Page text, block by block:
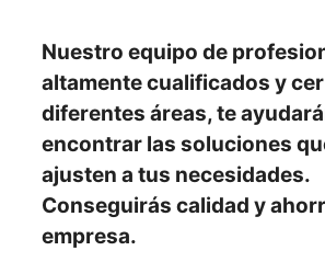
Nuestro equipo de
altamente cualificados y
diferentes áreas, te
encontrar las soluciones
ajusten a tus necesidades.
Conseguirás calidad y
empresa.